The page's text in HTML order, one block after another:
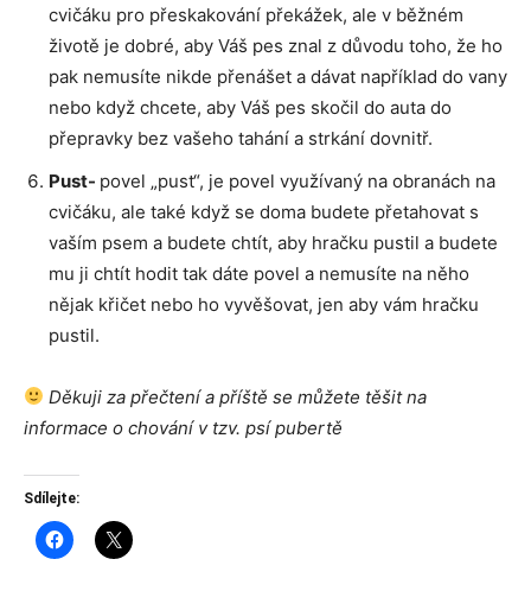
cvičáku pro přeskakování překážek, ale v běžném
životě je dobré, aby Váš pes znal z důvodu toho, že ho
pak nemusíte nikde přenášet a dávat například do vany
nebo když chcete, aby Váš pes skočil do auta do
přepravky bez vašeho tahání a strkání dovnitř.
Pust- povel „pust“, je povel využívaný na obranách na
cvičáku, ale také když se doma budete přetahovat s
vaším psem a budete chtít, aby hračku pustil a budete
mu ji chtít hodit tak dáte povel a nemusíte na něho
nějak křičet nebo ho vyvěšovat, jen aby vám hračku
pustil.
Děkuji za přečtení a příště se můžete těšit na
informace o chování v tzv. psí pubertě
Sdílejte: